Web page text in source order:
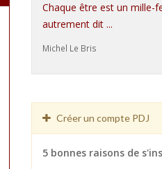
Chaque être est un mille-
autrement dit ...
Michel Le Bris
Créer un compte PDJ
5 bonnes raisons de